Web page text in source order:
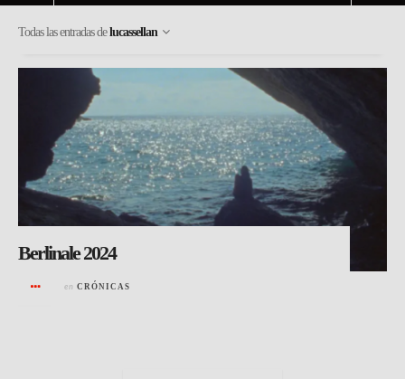
Todas las entradas delucassellan
Berlinale 2024
en CRÓNICAS